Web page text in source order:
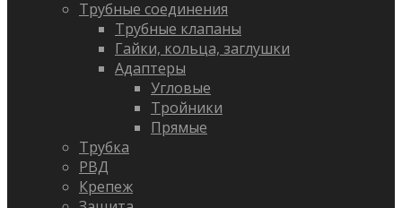
Трубные соединения
Трубные клапаны
Гайки, кольца, заглушки
Адаптеры
Угловые
Тройники
Прямые
Трубка
РВД
Крепеж